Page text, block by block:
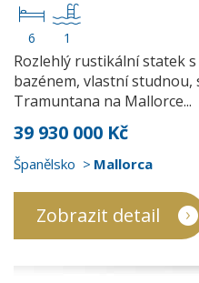
6 1
Rozlehlý rustikální statek
bazénem, vlastní
Tramuntana na Mallorce...
39 930 000 Kč
Španělsko Mallorca
Zobrazit detail